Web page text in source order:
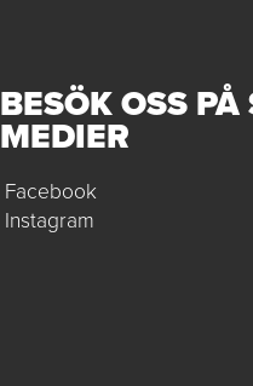
BESÖK OSS
MEDIER
Facebook
Instagram